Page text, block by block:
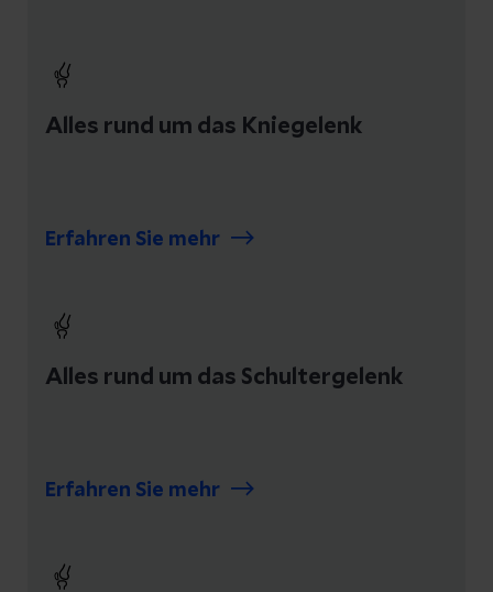
Alles rund um das Kniegelenk
Erfahren Sie mehr
Alles rund um das Schultergelenk
Erfahren Sie mehr